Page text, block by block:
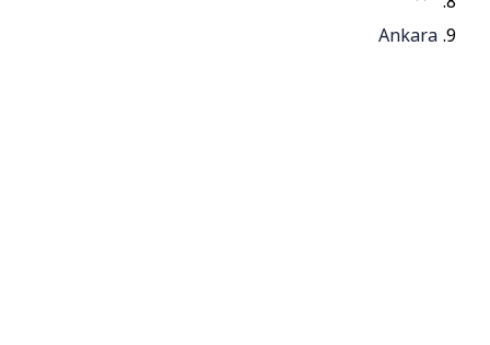
Ankara